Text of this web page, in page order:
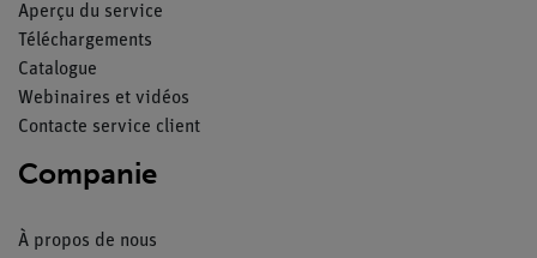
Aperçu du service
Téléchargements
Catalogue
Webinaires et vidéos
Contacte service client
Companie
À propos de nous